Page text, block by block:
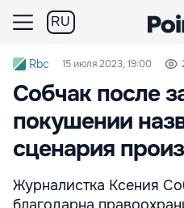
RU
Rbc 15 июля 2023, 19:00
Собчак после
покушении
сценария
Журналистка Ксения